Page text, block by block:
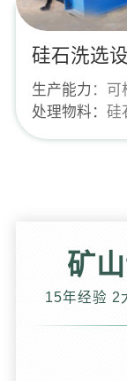
硅石洗选
生产能力 ：可
处理物料： 硅
矿
15年经验 2